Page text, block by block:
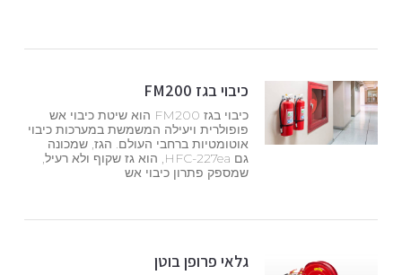
כיבוי בגז FM200
כיבוי בגז FM200 הוא שיטת כיבוי אש
פופולרית ויעילה המשמשת במערכות כיבוי
אוטומטיות ברחבי העולם. הגז, שמכונה
גם HFC-227ea, הוא גז שקוף ולא רעיל,
שמספק פתרון כיבוי אש
גלאי פרופן בוטן